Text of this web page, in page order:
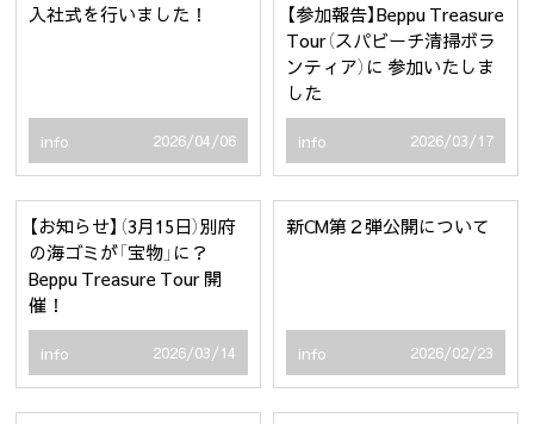
入社式を行いました！
info 2026/04/06
【参加報告】Beppu Treasure
Tour（スパビーチ清掃ボラ
ンティア）に 参加いたしま
した
info 2026/03/17
【お知らせ】（3月15日）別府
の海ゴミが「宝物」に？
Beppu Treasure Tour 開
催！
info 2026/03/14
新CM第２弾公開について
info 2026/02/23